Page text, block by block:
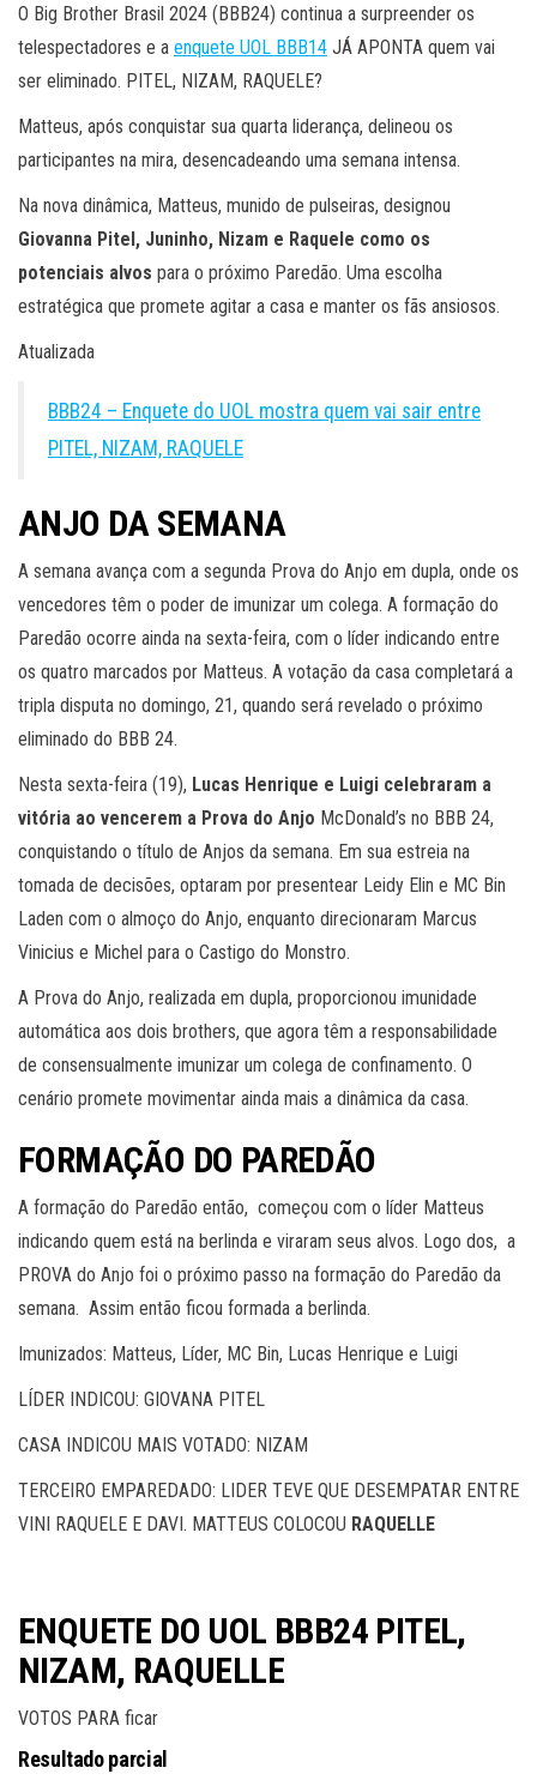
O Big Brother Brasil 2024 (BBB24) continua a surpreender os
telespectadores e a enquete UOL BBB14 JÁ APONTA quem vai
ser eliminado. PITEL, NIZAM, RAQUELE?
Matteus, após conquistar sua quarta liderança, delineou os
participantes na mira, desencadeando uma semana intensa.
Na nova dinâmica, Matteus, munido de pulseiras, designou
Giovanna Pitel, Juninho, Nizam e Raquele como os
potenciais alvos para o próximo Paredão. Uma escolha
estratégica que promete agitar a casa e manter os fãs ansiosos.
Atualizada
BBB24 – Enquete do UOL mostra quem vai sair entre
PITEL, NIZAM, RAQUELE
ANJO DA SEMANA
A semana avança com a segunda Prova do Anjo em dupla, onde os
vencedores têm o poder de imunizar um colega. A formação do
Paredão ocorre ainda na sexta-feira, com o líder indicando entre
os quatro marcados por Matteus. A votação da casa completará a
tripla disputa no domingo, 21, quando será revelado o próximo
eliminado do BBB 24.
Nesta sexta-feira (19), Lucas Henrique e Luigi celebraram a
vitória ao vencerem a Prova do Anjo McDonald’s no BBB 24,
conquistando o título de Anjos da semana. Em sua estreia na
tomada de decisões, optaram por presentear Leidy Elin e MC Bin
Laden com o almoço do Anjo, enquanto direcionaram Marcus
Vinicius e Michel para o Castigo do Monstro.
A Prova do Anjo, realizada em dupla, proporcionou imunidade
automática aos dois brothers, que agora têm a responsabilidade
de consensualmente imunizar um colega de confinamento. O
cenário promete movimentar ainda mais a dinâmica da casa.
FORMAÇÃO DO PAREDÃO
A formação do Paredão então, começou com o líder Matteus
indicando quem está na berlinda e viraram seus alvos. Logo dos, a
PROVA do Anjo foi o próximo passo na formação do Paredão da
semana. Assim então ficou formada a berlinda.
Imunizados: Matteus, Líder, MC Bin, Lucas Henrique e Luigi
LÍDER INDICOU: GIOVANA PITEL
CASA INDICOU MAIS VOTADO: NIZAM
TERCEIRO EMPAREDADO: LIDER TEVE QUE DESEMPATAR ENTRE
VINI RAQUELE E DAVI. MATTEUS COLOCOU RAQUELLE
ENQUETE DO UOL BBB24 PITEL,
NIZAM, RAQUELLE
VOTOS PARA ficar
Resultado parcial